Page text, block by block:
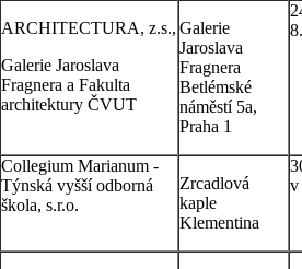
ARCHITECTURA, z.s.,
Galerie Jaroslava
Fragnera a Fakulta
architektury ČVUT
Galerie
Jaroslava
Fragnera
Betlémské
náměstí 5a,
Praha 1
Collegium Marianum -
Týnská vyšší odborná
škola, s.r.o.
Zrcadlová
kaple
Klementina
v